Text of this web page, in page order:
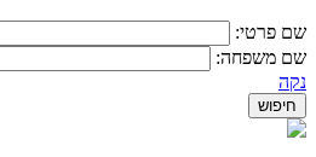
שם פרטי:
שם משפחה:
נקה